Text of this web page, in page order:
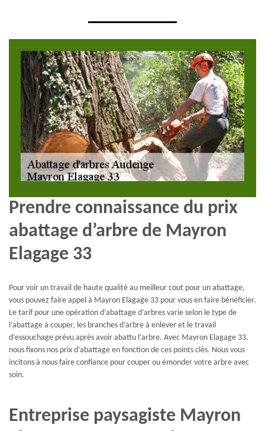
Prendre connaissance du prix
abattage d’arbre de Mayron
Elagage 33
Pour voir un travail de haute qualité au meilleur cout pour un abattage,
vous pouvez faire appel à Mayron Elagage 33 pour vous en faire bénéficier.
Le tarif pour une opération d’abattage d’arbres varie selon le type de
l’abattage à couper, les branches d’arbre à enlever et le travail
d’essouchage prévu après avoir abattu l’arbre. Avec Mayron Elagage 33,
nous fixons nos prix d’abattage en fonction de ces points clés. Nous vous
incitons à nous faire confiance pour couper ou émonder votre arbre avec
soin.
Entreprise paysagiste Mayron